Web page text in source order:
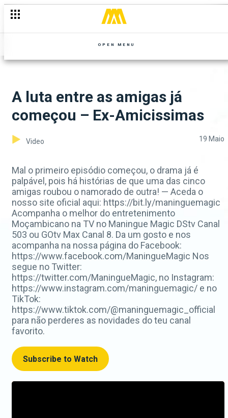
OPEN MENU
A luta entre as amigas já
começou – Ex-Amicissimas
Video 19 Maio
Mal o primeiro episódio começou, o drama já é
palpável, pois há histórias de que uma das cinco
amigas roubou o namorado de outra! — Aceda o
nosso site oficial aqui: https://bit.ly/maninguemagic
Acompanha o melhor do entretenimento
Moçambicano na TV no Maningue Magic DStv Canal
503 ou GOtv Max Canal 8. Da um gosto e nos
acompanha na nossa página do Facebook:
https://www.facebook.com/ManingueMagic Nos
segue no Twitter:
https://twitter.com/ManingueMagic, no Instagram:
https://www.instagram.com/maninguemagic/ e no
TikTok:
https://www.tiktok.com/@maninguemagic_official
para não perderes as novidades do teu canal
favorito.
Subscribe to Watch